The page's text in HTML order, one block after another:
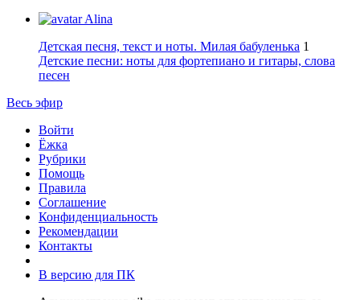
Alina
Детская песня, текст и ноты. Милая бабуленька 1
Детские песни: ноты для фортепиано и гитары, слова
песен
Весь эфир
Войти
Ёжка
Рубрики
Помощь
Правила
Соглашение
Конфиденциальность
Рекомендации
Контакты
В версию для ПК